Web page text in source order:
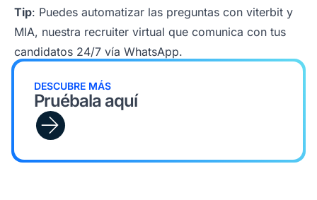
Tip: Puedes automatizar las preguntas con viterbit y
MIA, nuestra recruiter virtual que comunica con tus
candidatos 24/7 vía WhatsApp.
DESCUBRE MÁS
Pruébala aquí